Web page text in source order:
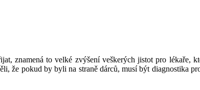
znamená to velké zvýšení veškerých jistot pro lékaře,
že pokud by byli na straně dárců, musí být diagnostika